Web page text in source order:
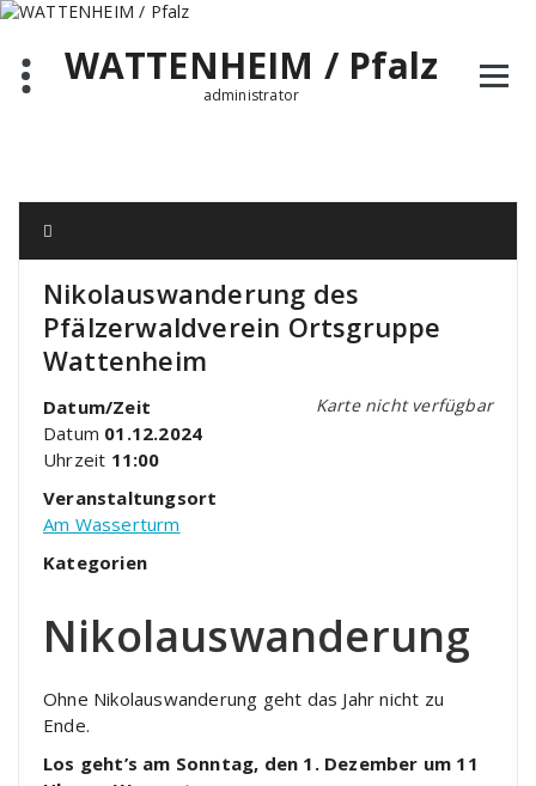
Zum
springenWATTENHEIM / Pfalz
administrator
Nikolauswanderung des
Pfälzerwaldverein Ortsgruppe
Wattenheim
Karte nicht verfügbar
Datum/Zeit
Datum 01.12.2024
Uhrzeit 11:00
Veranstaltungsort
Am Wasserturm
Kategorien
Nikolauswanderung
Ohne Nikolauswanderung geht das Jahr nicht zu
Ende.
Los geht’s am Sonntag, den 1. Dezember um 11